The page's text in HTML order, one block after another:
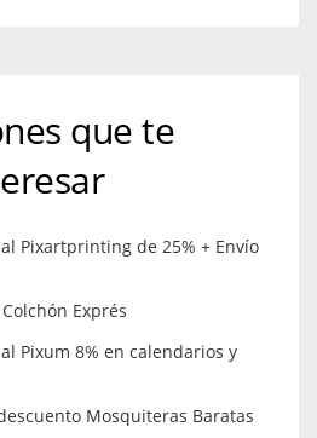
que te
Pixartprinting de 25% + Envío
Exprés
Pixum 8% en calendarios y
Mosquiteras Baratas